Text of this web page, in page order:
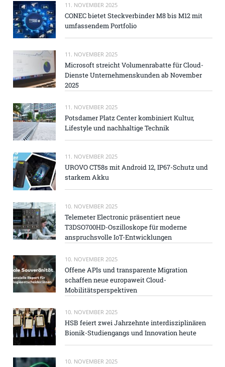
11. NOVEMBER 2025
CONEC bietet Steckverbinder M8 bis M12 mit
umfassendem Portfolio
11. NOVEMBER 2025
Microsoft streicht Volumenrabatte für Cloud-
Dienste Unternehmenskunden ab November
2025
11. NOVEMBER 2025
Potsdamer Platz Center kombiniert Kultur,
Lifestyle und nachhaltige Technik
11. NOVEMBER 2025
UROVO CT58s mit Android 12, IP67-Schutz und
starkem Akku
10. NOVEMBER 2025
Telemeter Electronic präsentiert neue
T3DSO700HD-Oszilloskope für moderne
anspruchsvolle IoT-Entwicklungen
10. NOVEMBER 2025
Offene APIs und transparente Migration
schaffen neue europaweit Cloud-
Mobilitätsperspektiven
10. NOVEMBER 2025
HSB feiert zwei Jahrzehnte interdisziplinären
Bionik-Studiengangs und Innovation heute
10. NOVEMBER 2025